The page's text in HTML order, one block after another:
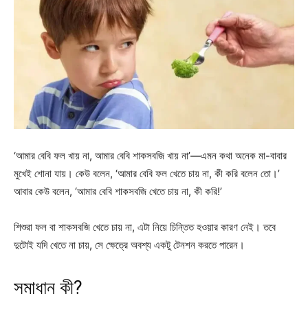
‘আমার বেবি ফল খায় না, আমার বেবি শাকসবজি খায় না’—এমন কথা অনেক মা-বাবার
মুখেই শোনা যায়। কেউ বলেন, ‘আমার বেবি ফল খেতে চায় না, কী করি বলেন তো।’
আবার কেউ বলেন, ‘আমার বেবি শাকসবজি খেতে চায় না, কী করি!’
শিশুরা ফল বা শাকসবজি খেতে চায় না, এটা নিয়ে চিন্তিত হওয়ার কারণ নেই। তবে
দুটোই যদি খেতে না চায়, সে ক্ষেত্রে অবশ্য একটু টেনশন করতে পারেন।
সমাধান কী?